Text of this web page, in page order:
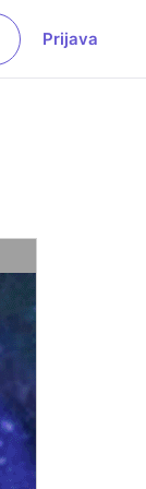
Prijava